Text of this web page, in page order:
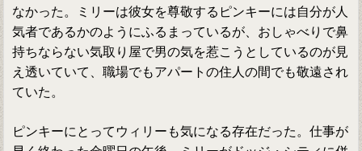
なかった。ミリーは彼女を尊敬するピンキーには自分が人
気者であるかのようにふるまっているが、おしゃべりで鼻
持ちならない気取り屋で男の気を惹こうとしているのが見
え透いていて、職場でもアパートの住人の間でも敬遠され
ていた。
ピンキーにとってウィリーも気になる存在だった。仕事が